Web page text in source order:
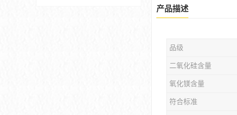
产品描述
品级
二氧化硅含量
氧化镁含量
符合标准